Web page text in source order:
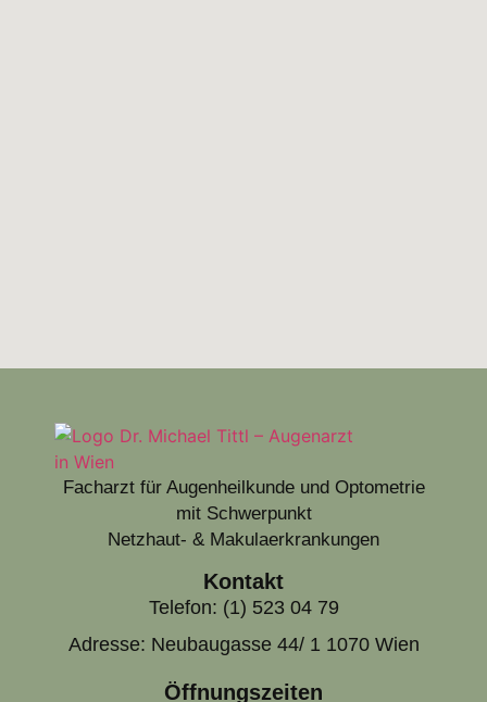
Facharzt für Augenheilkunde und Optometrie
mit Schwerpunkt
Netzhaut- & Makulaerkrankungen
Kontakt
Telefon: (1) 523 04 79
Adresse: Neubaugasse 44/ 1 1070 Wien
Öffnungszeiten